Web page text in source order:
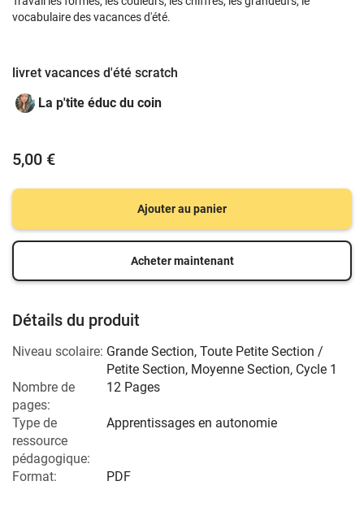
vocabulaire des vacances d'été.
livret vacances d'été scratch
La p'tite éduc du coin
5,00 €
Ajouter au panier
Acheter maintenant
Détails du produit
Niveau scolaire: Grande Section, Toute Petite Section /
Petite Section, Moyenne Section, Cycle 1
Nombre de
pages:
12 Pages
Type de
ressource
pédagogique:
Apprentissages en autonomie
Format: PDF